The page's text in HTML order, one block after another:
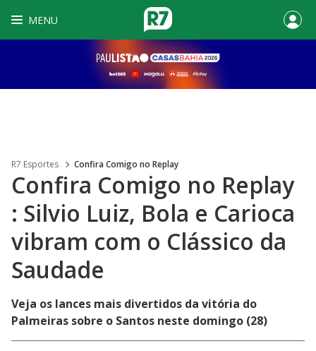
MENU
R7 Esportes Confira Comigo no Replay
Confira Comigo no Replay
: Silvio Luiz, Bola e Carioca
vibram com o Clássico da
Saudade
Veja os lances mais divertidos da vitória do
Palmeiras sobre o Santos neste domingo (28)